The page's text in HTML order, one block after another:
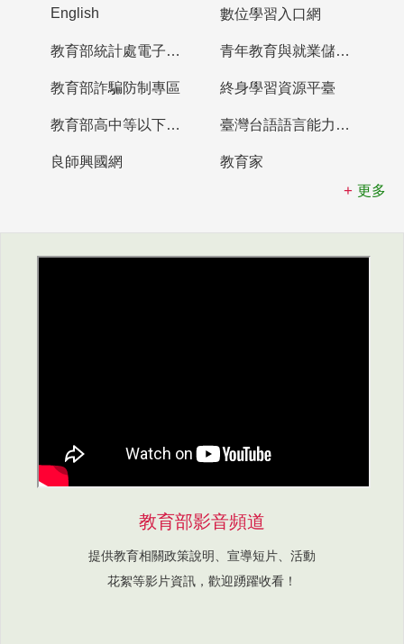
English 數位學習入口網
教育部統計處電子書櫃 青年教育與就業儲蓄帳戶
教育部詐騙防制專區 終身學習資源平臺
教育部高中等以下學校及幼兒園教師資格檢定考試 臺灣台語語言能力認證網站
良師興國網
教育家
更多
教育部影音頻道
提供教育相關政策說明、宣導短片、活動
花絮等影片資訊，歡迎踴躍收看！